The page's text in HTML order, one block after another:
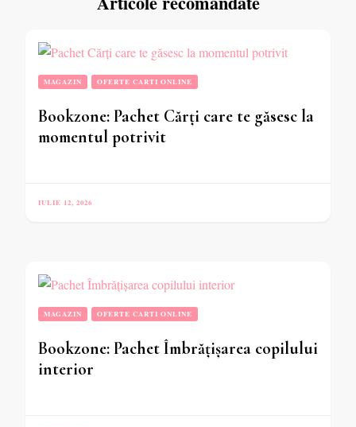
MAGAZIN OFERTE CARTI ONLINE
Bookzone: Pachet Cărți care te găsesc la
momentul potrivit
IULIE 12, 2026
MAGAZIN OFERTE CARTI ONLINE
Bookzone: Pachet Îmbrățișarea copilului
interior